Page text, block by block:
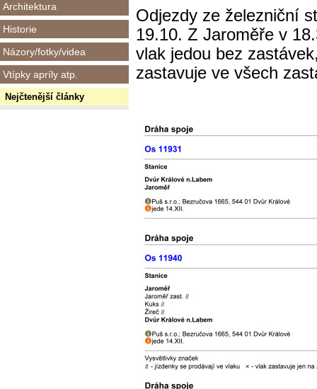
Architektura
Historie
Názory/fotky/videa
Vtípky apríly atp.
Nejčtenější články
Odjezdy ze železniční
19.10. Z Jaroměře v
vlak jedou bez
zastavuje ve všech